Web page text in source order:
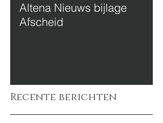
Altena Nieuws bijlage
Afscheid
Recente berichten